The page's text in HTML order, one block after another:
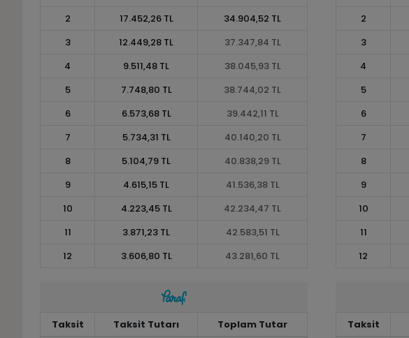
2
17.452,26 TL
34.904,52 TL
3
12.449,28 TL
37.347,84 TL
4
9.511,48 TL
38.045,93 TL
5
7.748,80 TL
38.744,02 TL
6
6.573,68 TL
39.442,11 TL
7
5.734,31 TL
40.140,20 TL
8
5.104,79 TL
40.838,29 TL
9
4.615,15 TL
41.536,38 TL
10
4.223,45 TL
42.234,47 TL
11
3.871,23 TL
42.583,51 TL
12
3.606,80 TL 43.281,60 TL
2
3
4
5
6
7
8
9
10
11
12
Taksit Taksit Tutarı
Toplam Tutar
Taksit